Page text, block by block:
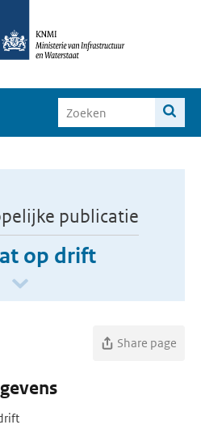
publicatie
op drift
Share page